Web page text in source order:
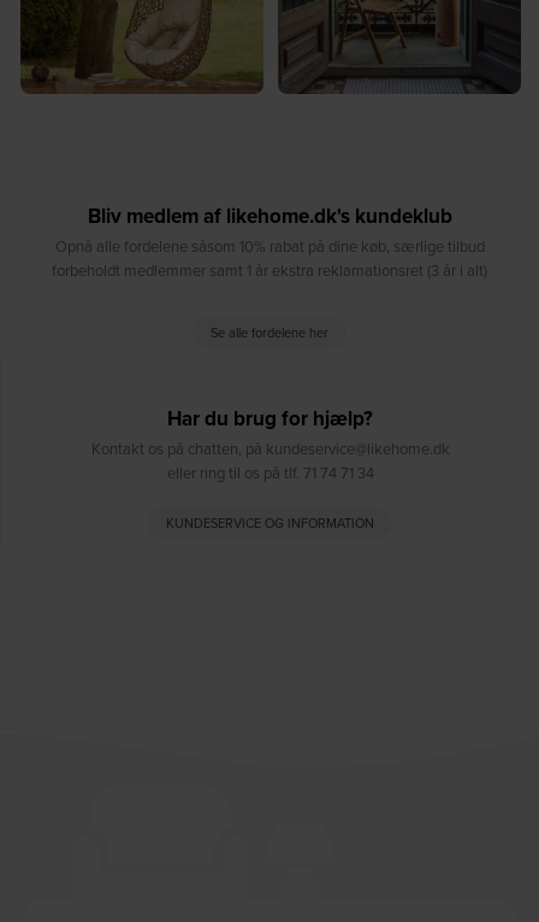
Bliv medlem af likehome.dk's kundeklub
Opnå alle fordelene såsom 10% rabat på dine køb, særlige tilbud
forbeholdt medlemmer samt 1 år ekstra reklamationsret (3 år i alt)
Se alle fordelene her
Har du brug for hjælp?
Kontakt os på chatten, på kundeservice@likehome.dk
eller ring til os på tlf. 71 74 71 34
KUNDESERVICE OG INFORMATION